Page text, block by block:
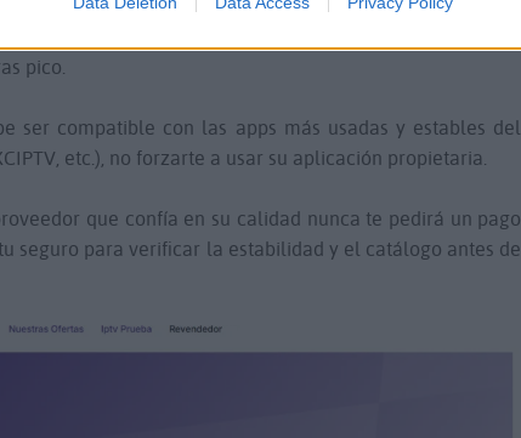
debe soportar transmisiones en Ultra HD para eventos
y estrenos de cine, con servidores dedicados que
pico.
ser compatible con las apps más usadas y estables del
etc.), no forzarte a usar su aplicación propietaria.
que confía en su calidad nunca te pedirá un pago
seguro para verificar la estabilidad y el catálogo antes de